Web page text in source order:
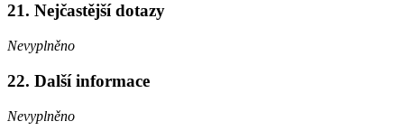
21. Nejčastější dotazy
Nevyplněno
22. Další informace
Nevyplněno